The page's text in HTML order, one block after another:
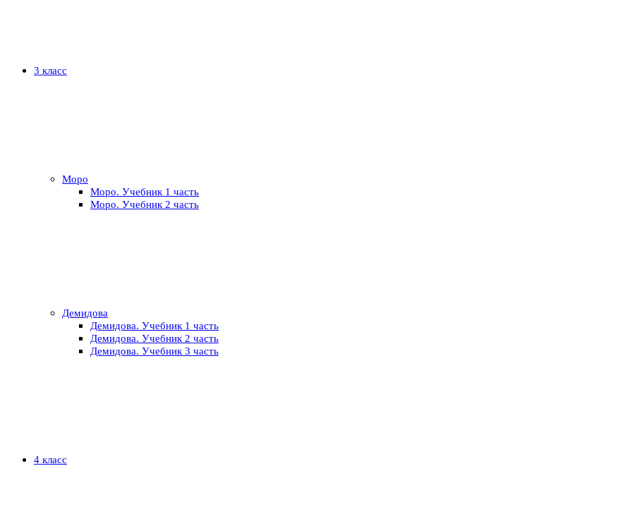
3 класс
Моро
Моро. Учебник 1 часть
Моро. Учебник 2 часть
Демидова
Демидова. Учебник 1 часть
Демидова. Учебник 2 часть
Демидова. Учебник 3 часть
4 класс